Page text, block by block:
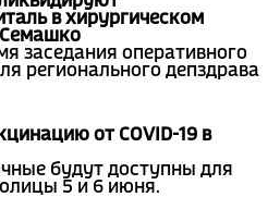
в хирургическом
Семашко
заседания оперативного
регионального депздрава
от COVID-19 в
будут доступны для
5 и 6 июня.